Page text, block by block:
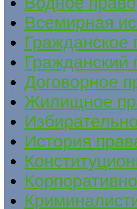
Всемирная
Гражданское
Гражданский
Договорное
Жилищное
История